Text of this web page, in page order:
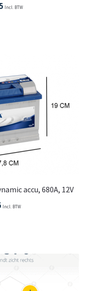
Incl. BTW
accu, 680A, 12V
Incl. BTW